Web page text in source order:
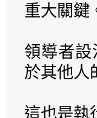
重大關鍵
領導者
於其他人
這也是執